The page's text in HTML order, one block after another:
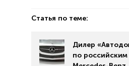
Статья по теме:
Дилер
по